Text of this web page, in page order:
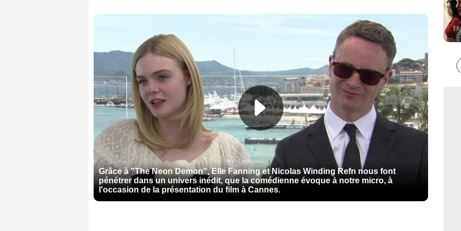
Grâce à "The Neon Demon", Elle Fanning et Nicolas Winding Refn nous font
pénétrer dans un univers inédit, que la comédienne évoque à notre micro, à
l'occasion de la présentation du film à Cannes.